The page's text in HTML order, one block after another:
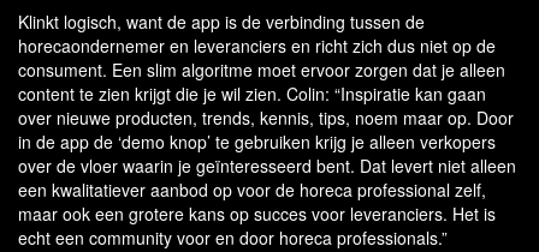
Klinkt logisch, want de app is de verbinding tussen de
horecaondernemer en leveranciers en richt zich dus niet op de
consument. Een slim algoritme moet ervoor zorgen dat je alleen
content te zien krijgt die je wil zien. Colin: “Inspiratie kan gaan
over nieuwe producten, trends, kennis, tips, noem maar op. Door
in de app de ‘demo knop’ te gebruiken krijg je alleen verkopers
over de vloer waarin je geïnteresseerd bent. Dat levert niet alleen
een kwalitatiever aanbod op voor de horeca professional zelf,
maar ook een grotere kans op succes voor leveranciers. Het is
echt een community voor en door horeca professionals.”